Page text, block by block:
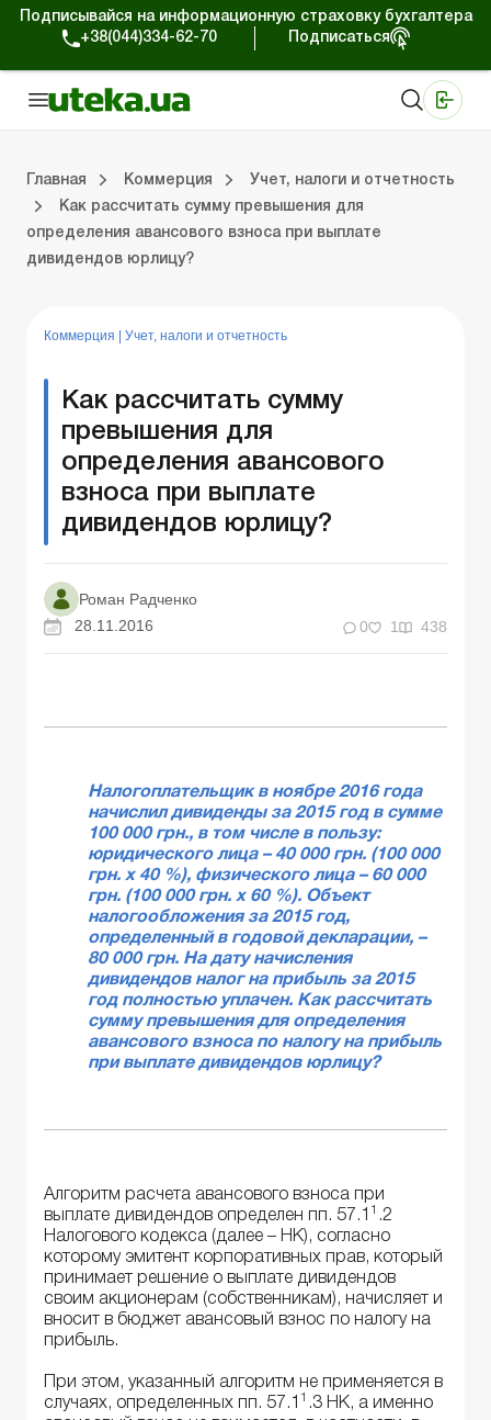
Подписывайся на информационную страховку бухгалтера
+38(044)334-62-70
Подписаться
Главная Коммерция
Учет, налоги и отчетность
Как рассчитать сумму превышения для
определения авансового взноса при выплате
дивидендов юрлицу?
Коммерция Учет, налоги и отчетность
Как рассчитать сумму
превышения для
определения авансового
взноса при выплате
дивидендов юрлицу?
Роман Радченко
28.11.2016
0 1 438
Налогоплательщик в ноябре 2016 года
начислил дивиденды за 2015 год в сумме
100 000 грн., в том числе в пользу:
юридического лица – 40 000 грн. (100 000
грн. х 40 %), физического лица – 60 000
грн. (100 000 грн. х 60 %). Объект
налогообложения за 2015 год,
определенный в годовой декларации, –
80 000 грн. На дату начисления
дивидендов налог на прибыль за 2015
год полностью уплачен. Как рассчитать
сумму превышения для определения
авансового взноса по налогу на прибыль
при выплате дивидендов юрлицу?
Алгоритм расчета авансового взноса при
выплате дивидендов определен пп. 57.1
1 .2
Налогового кодекса (далее – НК), согласно
которому эмитент корпоративных прав, который
принимает решение о выплате дивидендов
своим акционерам (собственникам), начисляет и
вносит в бюджет авансовый взнос по налогу на
прибыль.
При этом, указанный алгоритм не применяется в
случаях, определенных пп. 57.1
1 .3 НК, а именно